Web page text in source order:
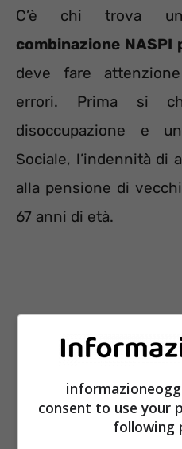
C’è chi trova
combinazione NASPI
deve fare
errori. Prima si
disoccupazione e
Sociale, l’indennità di
alla pensione di
67 anni di età.
consent to use your
following